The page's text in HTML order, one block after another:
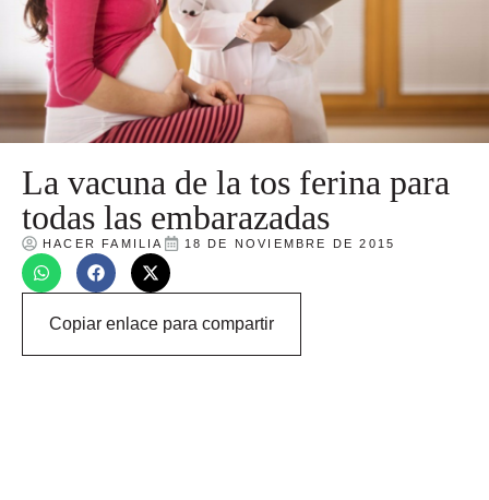
La vacuna de la tos ferina para
todas las embarazadas
HACER FAMILIA 18 DE NOVIEMBRE DE 2015
Copiar enlace para compartir